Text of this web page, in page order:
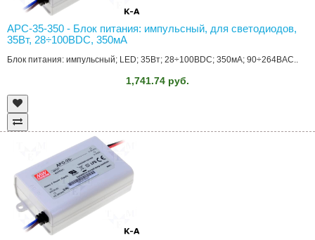
APC-35-350 - Блок питания: импульсный, для светодиодов,
35Вт, 28÷100ВDC, 350мА
Блок питания: импульсный; LED; 35Вт; 28÷100ВDC; 350мА; 90÷264ВAC..
1,741.74 руб.